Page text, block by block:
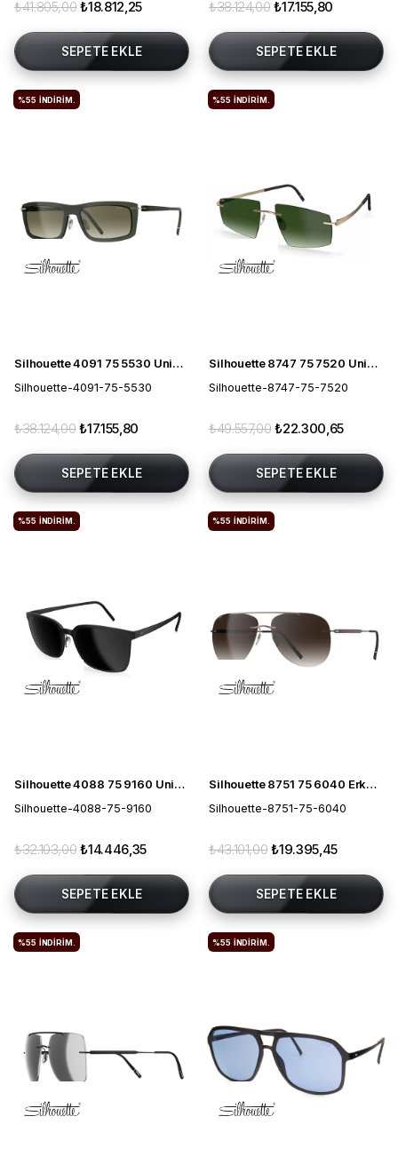
₺18.812,25
₺41.805,00
SEPETE EKLE
₺17.155,80
₺38.124,00
SEPETE EKLE
Silhouette 4091 75 5530 Unisex Güneş Gözlüğü
Silhouette-4091-75-5530
₺17.155,80
₺38.124,00
SEPETE EKLE
%55 İNDIRIM.
Silhouette 8747 75 7520 Unisex Güneş Gözlüğü
Silhouette-8747-75-7520
₺22.300,65
₺49.557,00
SEPETE EKLE
%55 İNDIRIM.
Silhouette 4088 75 9160 Unisex Güneş Gözlüğü
Silhouette-4088-75-9160
₺14.446,35
₺32.103,00
SEPETE EKLE
%55 İNDIRIM.
Silhouette 8751 75 6040 Erkek Güneş Gözlüğü
Silhouette-8751-75-6040
₺19.395,45
₺43.101,00
SEPETE EKLE
%55 İNDIRIM.
%55 İNDIRIM. %55 İNDIRIM.